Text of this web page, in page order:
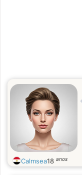
Calmsea18 anos